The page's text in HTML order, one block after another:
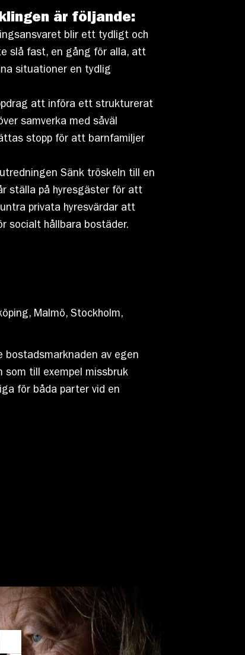
är följande:
blir ett tydligt och
slå fast, en gång för alla, att
situationer en tydlig
att införa ett strukturerat
samverka med såväl
stopp för att barnfamiljer
Sänk tröskeln till en
ställa på hyresgäster för att
privata hyresvärdar att
socialt hållbara bostäder.
Malmö, Stockholm,
bostadsmarknaden av egen
som till exempel missbruk
för båda parter vid en